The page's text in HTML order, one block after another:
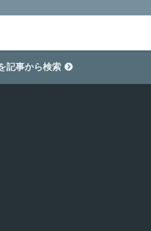
記事から検索 